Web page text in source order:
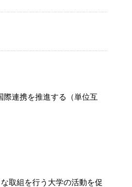
際連携を推進する（単位互
取組を行う大学の活動を促